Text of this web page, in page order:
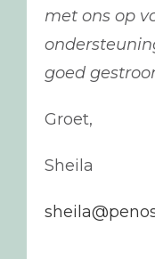
met ons op
goed
Groet,
Sheila